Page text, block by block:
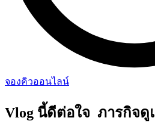
จองคิวออนไลน์
Vlog นี้ดีต่อใจ ภารกิจ